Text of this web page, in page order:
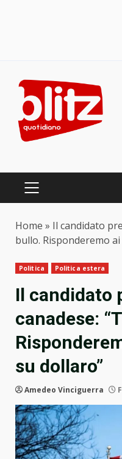
content
PRIMARY
Home » Il candidato
bullo. Risponderemo
Politica Politica estera
Il candidato
canadese:
su dollaro”
Amedeo Vinciguerra